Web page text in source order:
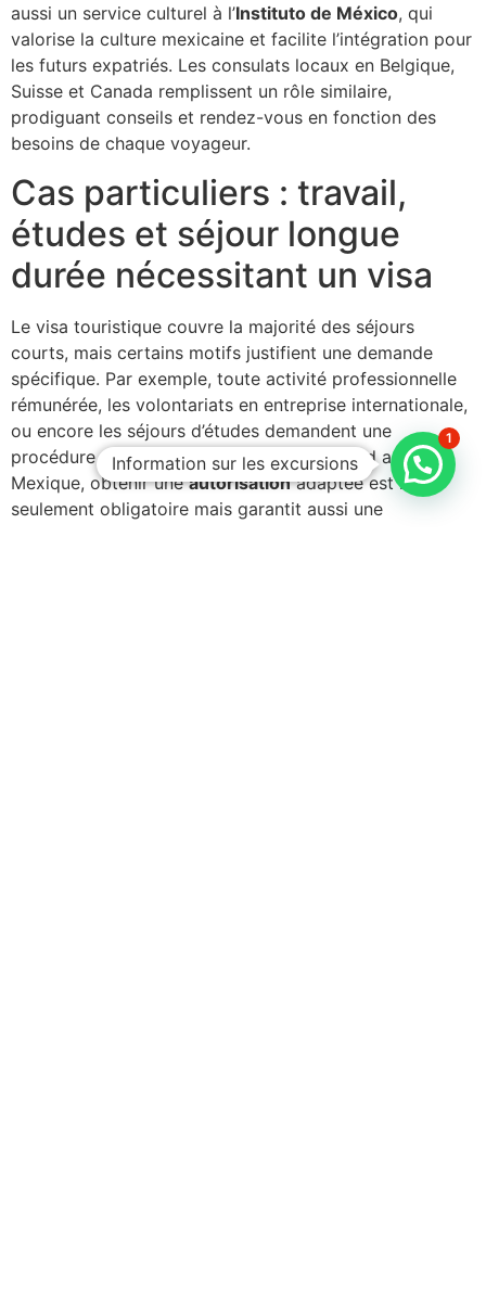
aussi un service culturel à l’Instituto de México, qui
valorise la culture mexicaine et facilite l’intégration pour
les futurs expatriés. Les consulats locaux en Belgique,
Suisse et Canada remplissent un rôle similaire,
prodiguant conseils et rendez-vous en fonction des
besoins de chaque voyageur.
Cas particuliers : travail,
études et séjour longue
durée nécessitant un visa
Le visa touristique couvre la majorité des séjours
courts, mais certains motifs justifient une demande
spécifique. Par exemple, toute activité professionnelle
rémunérée, les volontariats en entreprise internationale,
ou encore les séjours d’études demandent une
procédure différente. Avant de poser le pied au
Mexique, obtenir uneautorisationadaptée est non
seulement obligatoire mais garantit aussi une
Information sur les excursions
1